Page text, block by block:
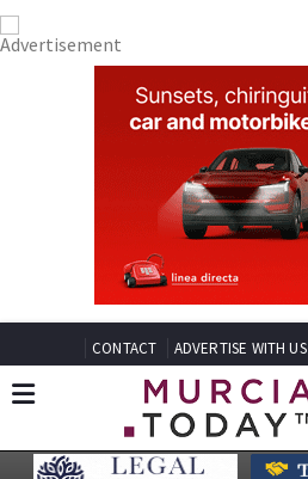
CONTACT ADVERTISE WITH US